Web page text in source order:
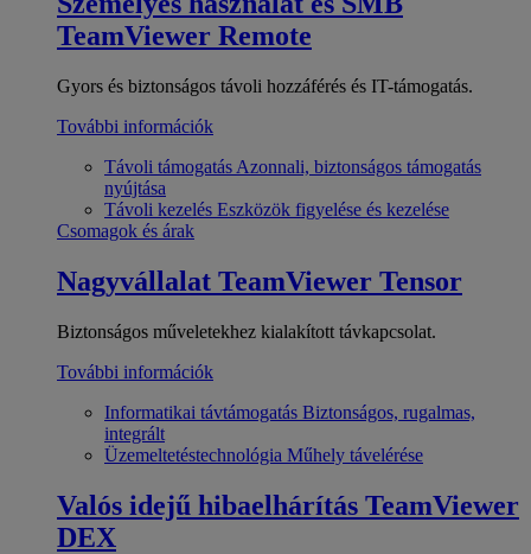
TeamViewer Remote
Gyors és biztonságos távoli hozzáférés és IT-támogatás.
További információk
Távoli támogatás Azonnali, biztonságos támogatás
nyújtása
Távoli kezelés Eszközök figyelése és kezelése
Csomagok és árak
Nagyvállalat TeamViewer Tensor
Biztonságos műveletekhez kialakított távkapcsolat.
További információk
Informatikai távtámogatás Biztonságos, rugalmas,
integrált
Üzemeltetéstechnológia Műhely távelérése
Valós idejű hibaelhárítás TeamViewer
DEX